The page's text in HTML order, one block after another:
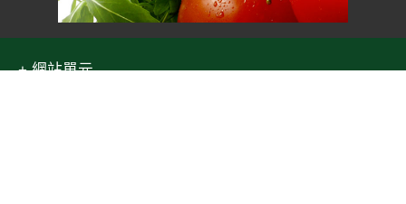
網站單元